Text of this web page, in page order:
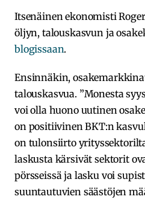
Itsenäinen ekonomisti
öljyn, talouskasvun ja
blogissaan.
Ensinnäkin,
talouskasvua. ”Monesta
voi olla huono uutinen
on positiivinen BKT:n
on tulonsiirto
laskusta kärsivät sektorit
pörsseissä ja lasku voi
suuntautuvien säästöjen